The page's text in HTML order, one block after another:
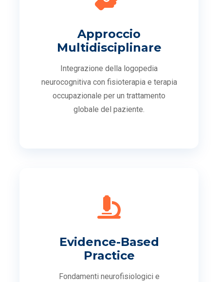
Approccio
Multidisciplinare
Integrazione della logopedia
neurocognitiva con fisioterapia e terapia
occupazionale per un trattamento
globale del paziente.
Evidence-Based
Practice
Fondamenti neurofisiologici e